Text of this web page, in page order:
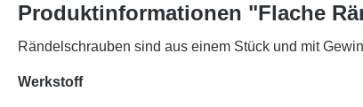
Produktinformationen "Flache
Rändelschrauben sind aus einem Stück und mit
Werkstoff